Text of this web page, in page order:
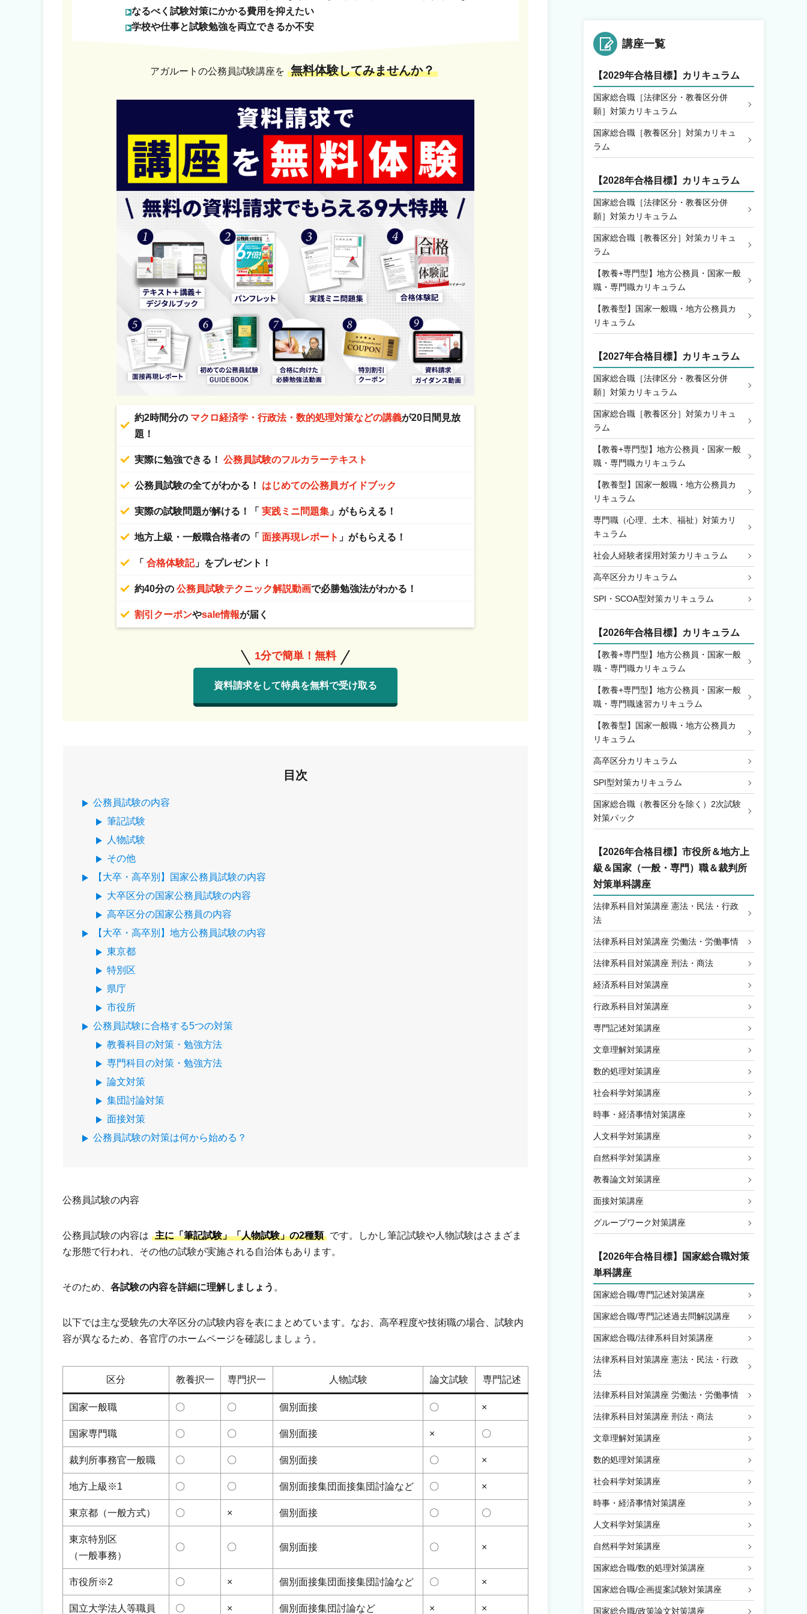
なるべく試験対策にかかる費用を抑えたい
学校や仕事と試験勉強を両立できるか不安
アガルートの公務員試験講座を 無料体験してみませんか？
約2時間分の マクロ経済学・行政法・数的処理対策などの講義が20日間見放
題！
実際に勉強できる！公務員試験のフルカラーテキスト
公務員試験の全てがわかる！ はじめての公務員ガイドブック
実際の試験問題が解ける！「実践ミニ問題集 」がもらえる！
地方上級・一般職合格者の「面接再現レポート 」がもらえる！
「合格体験記」をプレゼント！
約40分の公務員試験テクニック解説動画で必勝勉強法がわかる！
割引クーポンやsale情報が届く
1分で簡単！無料
資料請求をして特典を無料で受け取る
目次
公務員試験の内容
筆記試験
人物試験
その他
【大卒・高卒別】国家公務員試験の内容
大卒区分の国家公務員試験の内容
高卒区分の国家公務員の内容
【大卒・高卒別】地方公務員試験の内容
東京都
特別区
県庁
市役所
公務員試験に合格する5つの対策
教養科目の対策・勉強方法
専門科目の対策・勉強方法
論文対策
集団討論対策
面接対策
公務員試験の対策は何から始める？
公務員試験の内容
公務員試験の内容は 主に「筆記試験」「人物試験」の2種類
です。しかし筆記試験や人物試験はさまざま
な形態で行われ、その他の試験が実施される自治体もあります。
そのため、 各試験の内容を詳細に理解しましょう 。
以下では主な受験先の大卒区分の試験内容を表にまとめています。なお、高卒程度や技術職の場合、試験内
容が異なるため、各官庁のホームページを確認しましょう。
区分 教養択一 専門択一 人物試験 論文試験 専門記述
国家一般職 〇 〇 個別面接 〇 ×
国家専門職 〇 〇 個別面接 × 〇
裁判所事務官一般職 〇 〇 個別面接 〇 ×
地方上級※1 〇 〇 個別面接集団面接集団討論など 〇 ×
東京都（一般方式） 〇 × 個別面接 〇 〇
東京特別区
（一般事務）
〇 〇 個別面接 〇 ×
市役所※2 〇 × 個別面接集団面接集団討論など 〇 ×
国立大学法人等職員 〇 × 個別面接集団討論など × ×
講座一覧
【2029年合格目標】カリキュラム
国家総合職［法律区分・教養区分併
願］対策カリキュラム
国家総合職［教養区分］対策カリキュ
ラム
【2028年合格目標】カリキュラム
国家総合職［法律区分・教養区分併
願］対策カリキュラム
国家総合職［教養区分］対策カリキュ
ラム
【教養+専門型】地方公務員・国家一般
職・専門職カリキュラム
【教養型】国家一般職・地方公務員カ
リキュラム
【2027年合格目標】カリキュラム
国家総合職［法律区分・教養区分併
願］対策カリキュラム
国家総合職［教養区分］対策カリキュ
ラム
【教養+専門型】地方公務員・国家一般
職・専門職カリキュラム
【教養型】国家一般職・地方公務員カ
リキュラム
専門職（心理、土木、福祉）対策カリ
キュラム
社会人経験者採用対策カリキュラム
高卒区分カリキュラム
SPI・SCOA型対策カリキュラム
【2026年合格目標】カリキュラム
【教養+専門型】地方公務員・国家一般
職・専門職カリキュラム
【教養+専門型】地方公務員・国家一般
職・専門職速習カリキュラム
【教養型】国家一般職・地方公務員カ
リキュラム
高卒区分カリキュラム
SPI型対策カリキュラム
国家総合職（教養区分を除く）2次試験
対策パック
【2026年合格目標】 市役所＆地方上
級＆国家（一般・専門）職＆裁判所
対策単科講座
法律系科目対策講座 憲法・民法・行政
法
法律系科目対策講座 労働法・労働事情
法律系科目対策講座 刑法・商法
経済系科目対策講座
行政系科目対策講座
専門記述対策講座
文章理解対策講座
数的処理対策講座
社会科学対策講座
時事・経済事情対策講座
人文科学対策講座
自然科学対策講座
教養論文対策講座
面接対策講座
グループワーク対策講座
【2026年合格目標】国家総合職対策
単科講座
国家総合職/専門記述対策講座
国家総合職/専門記述過去問解説講座
国家総合職/法律系科目対策講座
法律系科目対策講座 憲法・民法・行政
法
法律系科目対策講座 労働法・労働事情
法律系科目対策講座 刑法・商法
文章理解対策講座
数的処理対策講座
社会科学対策講座
時事・経済事情対策講座
人文科学対策講座
自然科学対策講座
国家総合職/数的処理対策講座
国家総合職/企画提案試験対策講座
国家総合職/政策論文対策講座